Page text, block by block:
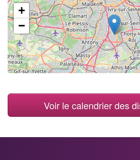
+
−
Voir le calendrier des